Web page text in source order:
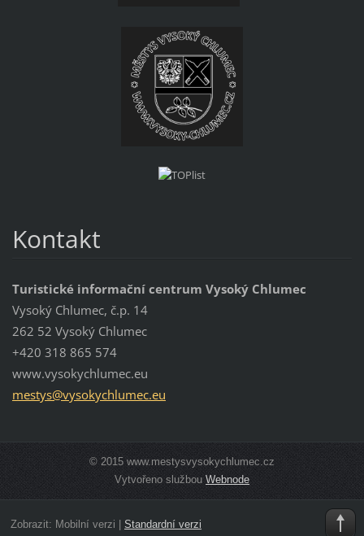
Kontakt
Turistické informační centrum Vysoký Chlumec
Vysoký Chlumec, č.p. 14
262 52 Vysoký Chlumec
+420 318 865 574
www.vysokychlumec.eu
mestys@vysokychlumec.eu
© 2015 www.mestysvysokychlumec.cz
Vytvořeno službou Webnode
Zobrazit: Mobilní verzi Standardní verzi